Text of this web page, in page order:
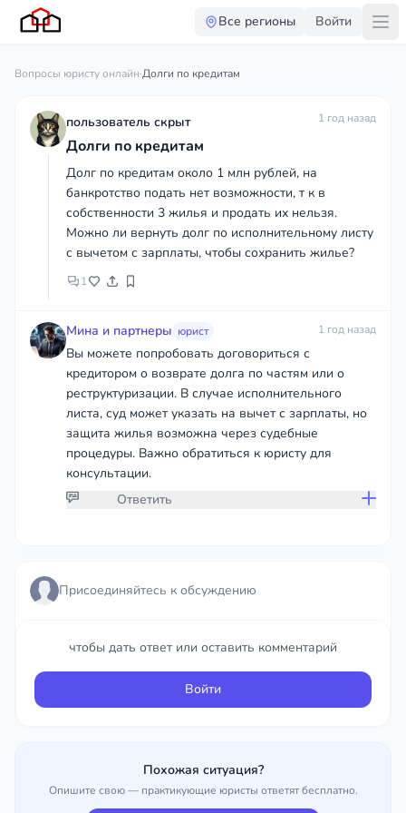
Все регионы Войти
Вопросы юристу онлайн·Долги по кредитам
пользователь скрыт 1 год назад
Долги по кредитам
Долг по кредитам около 1 млн рублей, на
банкротство подать нет возможности, т к в
собственности 3 жилья и продать их нельзя.
Можно ли вернуть долг по исполнительному листу
с вычетом с зарплаты, чтобы сохранить жилье?
1
Мина и партнеры юрист 1 год назад
Вы можете попробовать договориться с
кредитором о возврате долга по частям или о
реструктуризации. В случае исполнительного
листа, суд может указать на вычет с зарплаты, но
защита жилья возможна через судебные
процедуры. Важно обратиться к юристу для
консультации.
Ответить
Войти
Присоединяйтесь к обсуждению
чтобы дать ответ или оставить комментарий
Войти
Похожая ситуация?
Опишите свою — практикующие юристы ответят бесплатно.